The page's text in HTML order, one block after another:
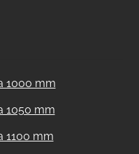
1000 mm
1050 mm
1100 mm